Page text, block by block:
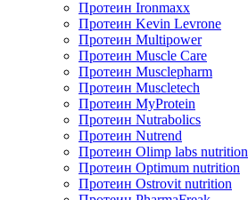
Протеин Ironmaxx
Протеин Kevin Levrone
Протеин Multipower
Протеин Muscle Care
Протеин Musclepharm
Протеин Muscletech
Протеин MyProtein
Протеин Nutrabolics
Протеин Nutrend
Протеин Olimp labs nutrition
Протеин Optimum nutrition
Протеин Ostrovit nutrition